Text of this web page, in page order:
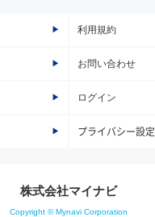
利用規約
お問い合わせ
ログイン
プライバシー設定
株式会社マイナビ
Copyright © Mynavi Corporation